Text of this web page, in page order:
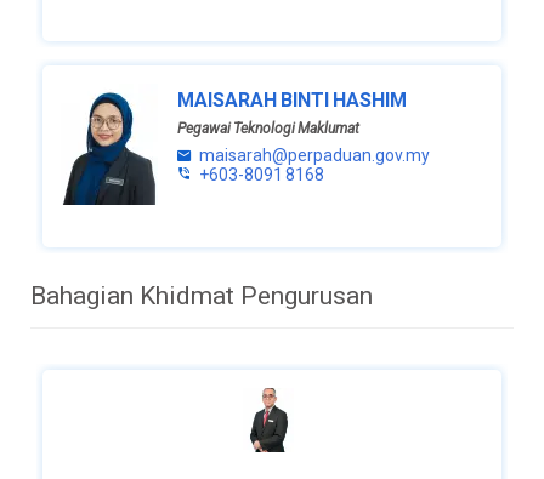
MAISARAH BINTI HASHIM
Pegawai Teknologi Maklumat
maisarah@perpaduan.gov.my
+603-8091 8168
Bahagian Khidmat Pengurusan